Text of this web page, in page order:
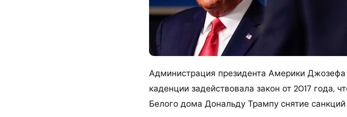
Администрация президента Америки
каденции задействовала закон от 2017 года,
Белого дома Дональду Трампу снятие санкций